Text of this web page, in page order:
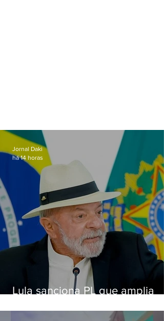
Lula sanciona PL que amplia
crianças
Jornal Daki
há 14 horas